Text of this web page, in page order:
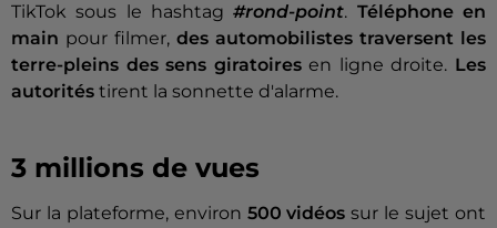
TikTok sous le hashtag #rond-point. Téléphone en
main pour filmer, des automobilistes traversent les
terre-pleins des sens giratoiresen ligne droite. Les
autorités tirent la sonnette d'alarme.
3 millions de vues
Sur la plateforme, environ 500 vidéos sur le sujet ont